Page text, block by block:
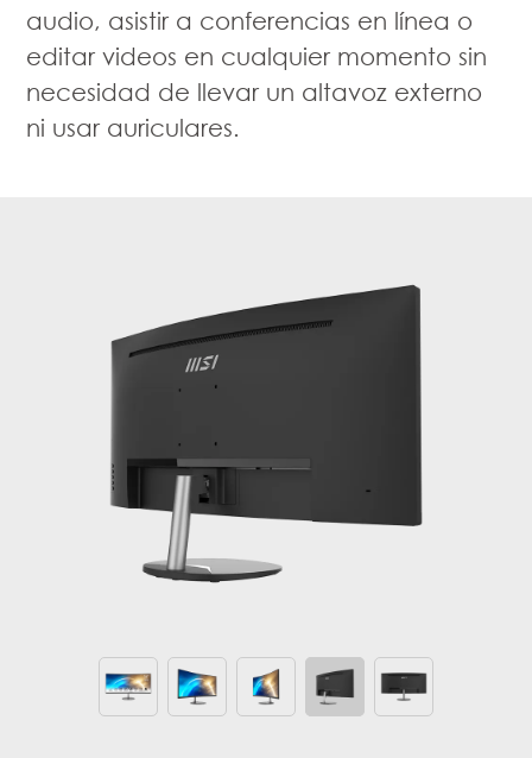
audio, asistir a conferencias en línea o
editar videos en cualquier momento sin
necesidad de llevar un altavoz externo
ni usar auriculares.